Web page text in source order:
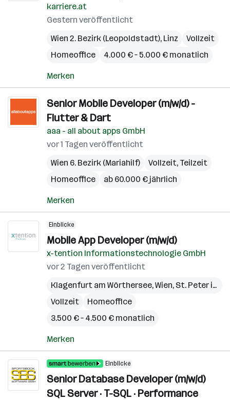
karriere.at
Gestern veröffentlicht
Wien 2. Bezirk (Leopoldstadt), Linz
Vollzeit
Homeoffice
4.000 € – 5.000 € monatlich
Merken
Senior Mobile Developer (m/w/d) -
Flutter & Dart
aaa - all about apps GmbH
vor 1 Tagen veröffentlicht
Wien 6. Bezirk (Mariahilf)
Vollzeit, Teilzeit
Homeoffice
ab 60.000 € jährlich
Merken
Einblicke
Mobile App Developer (m/w/d)
x-tention Informationstechnologie GmbH
vor 2 Tagen veröffentlicht
Klagenfurt am Wörthersee,Wien, St. Peter in der Au
Vollzeit
Homeoffice
3.500 € – 4.500 € monatlich
Merken
Einblicke
Senior Database Developer (m/w/d)
SQL Server · T-SQL · Performance